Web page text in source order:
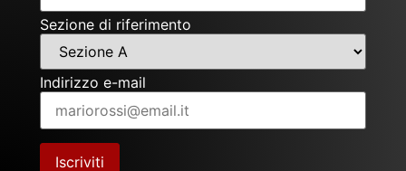
Sezione di riferimento
Indirizzo e-mail